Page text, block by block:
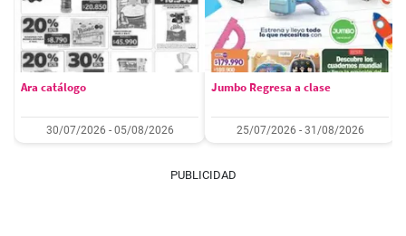
Ara catálogo
30/07/2026 - 05/08/2026
Jumbo Regresa a clase
25/07/2026 - 31/08/2026
PUBLICIDAD